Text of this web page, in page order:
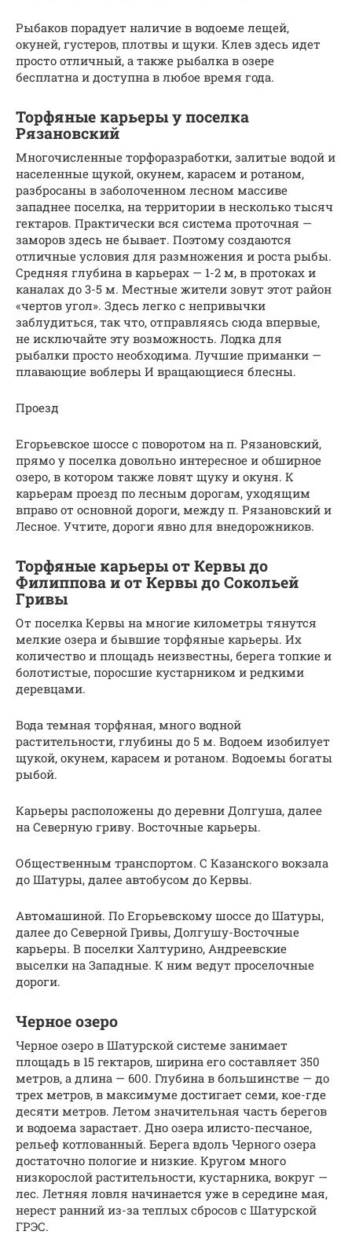
Рыбаков порадует наличие в водоеме лещей,
окуней, густеров, плотвы и щуки. Клев здесь идет
просто отличный, а также рыбалка в озере
бесплатна и доступна в любое время года.
Торфяные карьеры у поселка
Рязановский
Многочисленные торфоразработки, залитые водой и
населенные щукой, окунем, карасем и ротаном,
разбросаны в заболоченном лесном массиве
западнее поселка, на территории в несколько тысяч
гектаров. Практически вся система проточная —
заморов здесь не бывает. Поэтому создаются
отличные условия для размножения и роста рыбы.
Средняя глубина в карьерах — 1-2 м, в протоках и
каналах до 3-5 м. Местные жители зовут этот район
«чертов угол». Здесь легко с непривычки
заблудиться, так что, отправляясь сюда впервые,
не исключайте эту возможность. Лодка для
рыбалки просто необходима. Лучшие приманки —
плавающие воблеры И вращающиеся блесны.
Проезд
Егорьевское шоссе с поворотом на п. Рязановский,
прямо у поселка довольно интересное и обширное
озеро, в котором также ловят щуку и окуня. К
карьерам проезд по лесным дорогам, уходящим
вправо от основной дороги, между п. Рязановский и
Лесное. Учтите, дороги явно для внедорожников.
Торфяные карьеры от Кервы до
Филиппова и от Кервы до Сокольей
Гривы
От поселка Кервы на многие километры тянутся
мелкие озера и бывшие торфяные карьеры. Их
количество и площадь неизвестны, берега топкие и
болотистые, поросшие кустарником и редкими
деревцами.
Вода темная торфяная, много водной
растительности, глубины до 5 м. Водоем изобилует
щукой, окунем, карасем и ротаном. Водоемы богаты
рыбой.
Карьеры расположены до деревни Долгуша, далее
на Северную гриву. Восточные карьеры.
Общественным транспортом. С Казанского вокзала
до Шатуры, далее автобусом до Кервы.
Автомашиной. По Егорьевскому шоссе до Шатуры,
далее до Северной Гривы, Долгушу-Восточные
карьеры. В поселки Халтурино, Андреевские
выселки на Западные. К ним ведут проселочные
дороги.
Черное озеро
Черное озеро в Шатурской системе занимает
площадь в 15 гектаров, ширина его составляет 350
метров, а длина — 600. Глубина в большинстве — до
трех метров, в максимуме достигает семи, кое-где
десяти метров. Летом значительная часть берегов
и водоема зарастает. Дно озера илисто-песчаное,
рельеф котлованный. Берега вдоль Черного озера
достаточно пологие и низкие. Кругом много
низкорослой растительности, кустарника, вокруг —
лес. Летняя ловля начинается уже в середине мая,
нерест ранний из-за теплых сбросов с Шатурской
ГРЭС.